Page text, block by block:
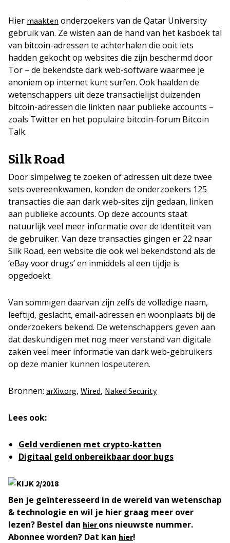
Hier maakten onderzoekers van de Qatar University
gebruik van. Ze wisten aan de hand van het kasboek tal
van bitcoin-adressen te achterhalen die ooit iets
hadden gekocht op websites die zijn beschermd door
Tor – de bekendste dark web-software waarmee je
anoniem op internet kunt surfen. Ook haalden de
wetenschappers uit deze transactielijst duizenden
bitcoin-adressen die linkten naar publieke accounts –
zoals Twitter en het populaire bitcoin-forum Bitcoin
Talk.
Silk Road
Door simpelweg te zoeken of adressen uit deze twee
sets overeenkwamen, konden de onderzoekers 125
transacties die aan dark web-sites zijn gedaan, linken
aan publieke accounts. Op deze accounts staat
natuurlijk veel meer informatie over de identiteit van
de gebruiker. Van deze transacties gingen er 22 naar
Silk Road, een website die ook wel bekendstond als de
‘eBay voor drugs’ en inmiddels al een tijdje is
opgedoekt.
Van sommigen daarvan zijn zelfs de volledige naam,
leeftijd, geslacht, email-adressen en woonplaats bij de
onderzoekers bekend. De wetenschappers geven aan
dat deskundigen met nog meer verstand van digitale
zaken veel meer informatie van dark web-gebruikers
op deze manier kunnen lospeuteren.
Bronnen: arXiv.org, Wired, Naked Security
Lees ook:
Geld verdienen met crypto-katten
Digitaal geld onbereikbaar door bugs
Ben je geïnteresseerd in de wereld van wetenschap
& technologie en wil je hier graag meer over
lezen? Bestel dan hierons nieuwste nummer.
Abonnee worden? Dat kan hier!